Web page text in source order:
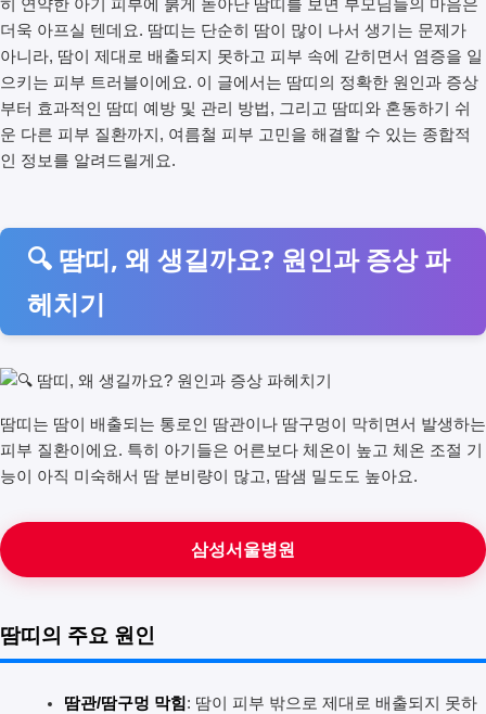
히 연약한 아기 피부에 붉게 돋아난 땀띠를 보면 부모님들의 마음은
더욱 아프실 텐데요. 땀띠는 단순히 땀이 많이 나서 생기는 문제가
아니라, 땀이 제대로 배출되지 못하고 피부 속에 갇히면서 염증을 일
으키는 피부 트러블이에요. 이 글에서는 땀띠의 정확한 원인과 증상
부터 효과적인 땀띠 예방 및 관리 방법, 그리고 땀띠와 혼동하기 쉬
운 다른 피부 질환까지, 여름철 피부 고민을 해결할 수 있는 종합적
인 정보를 알려드릴게요.
🔍 땀띠, 왜 생길까요? 원인과 증상 파
헤치기
땀띠는 땀이 배출되는 통로인 땀관이나 땀구멍이 막히면서 발생하는
피부 질환이에요. 특히 아기들은 어른보다 체온이 높고 체온 조절 기
능이 아직 미숙해서 땀 분비량이 많고, 땀샘 밀도도 높아요.
삼성서울병원
땀띠의 주요 원인
땀관/땀구멍 막힘: 땀이 피부 밖으로 제대로 배출되지 못하